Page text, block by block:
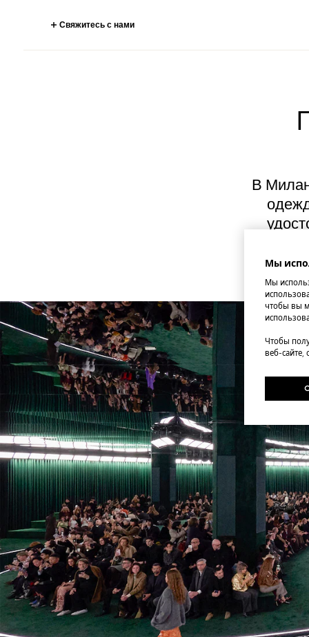
Свяжитесь с нами
В
Мы
Мы
чтобы вы
Чтобы
веб-сайте,